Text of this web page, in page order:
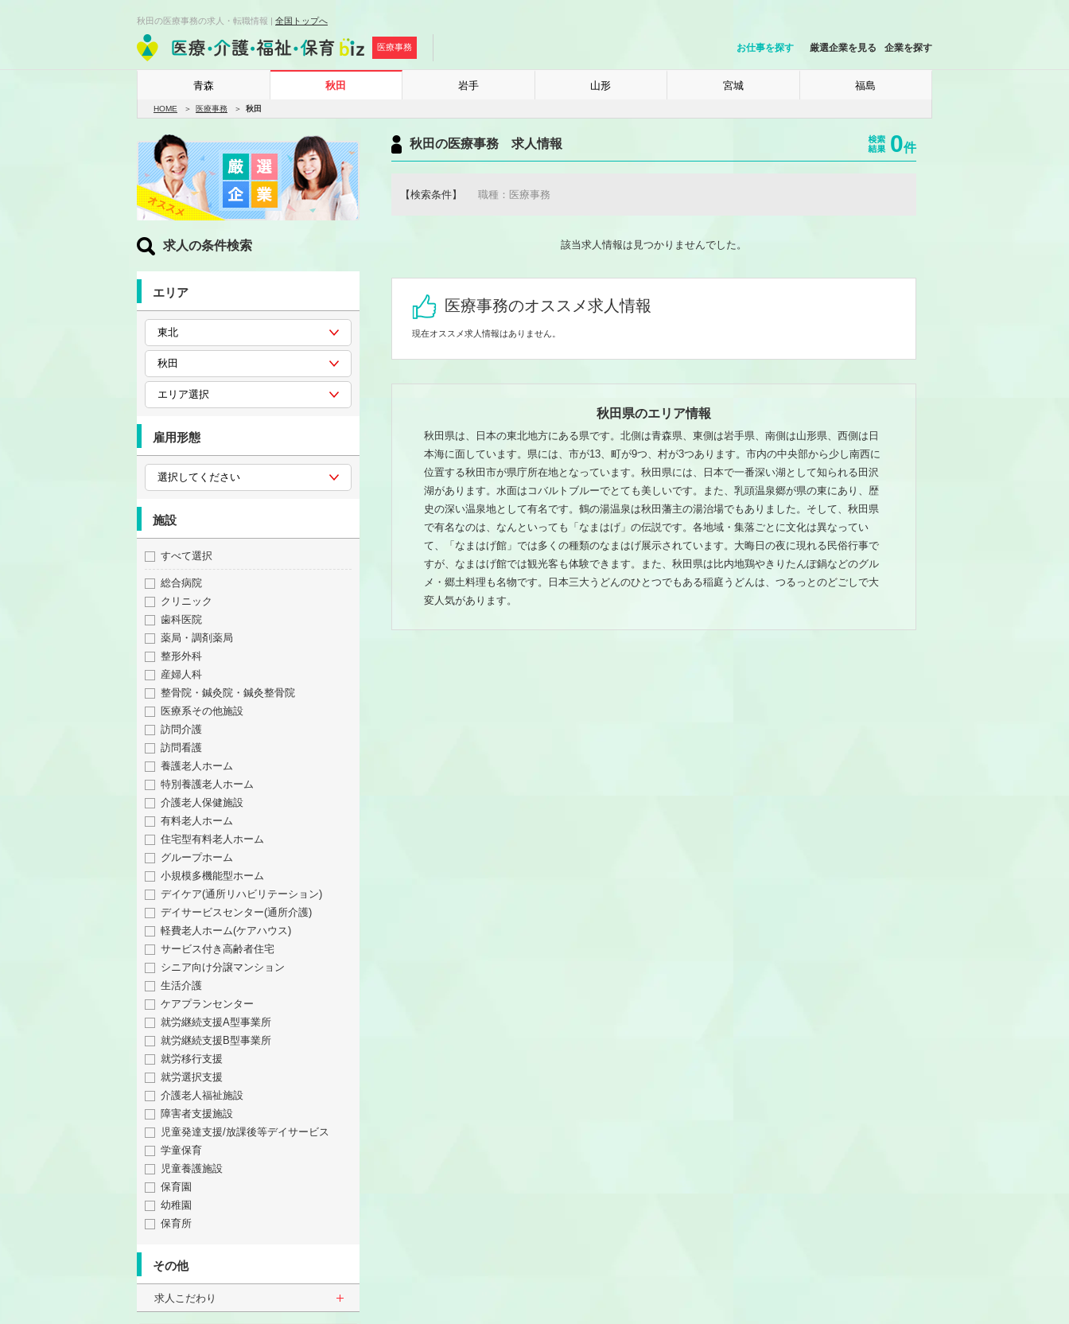
秋田の医療事務の求人・転職情報 | 全国トップへ
医療事務 お仕事を探す 厳選企業を見る 企業を探す
青森 秋田 岩手 山形 宮城 福島
HOME 医療事務 秋田
求人の条件検索
エリア
雇用形態
施設
すべて選択
総合病院
クリニック
歯科医院
薬局・調剤薬局
整形外科
産婦人科
整骨院・鍼灸院・鍼灸整骨院
医療系その他施設
訪問介護
訪問看護
養護老人ホーム
特別養護老人ホーム
介護老人保健施設
有料老人ホーム
住宅型有料老人ホーム
グループホーム
小規模多機能型ホーム
デイケア(通所リハビリテーション)
デイサービスセンター(通所介護)
軽費老人ホーム(ケアハウス)
サービス付き高齢者住宅
シニア向け分譲マンション
生活介護
ケアプランセンター
就労継続支援A型事業所
就労継続支援B型事業所
就労移行支援
就労選択支援
介護老人福祉施設
障害者支援施設
児童発達支援/放課後等デイサービス
学童保育
児童養護施設
保育園
幼稚園
保育所
その他
求人こだわり
秋田の医療事務 求人情報 0件
【検索条件】 職種：医療事務
該当求人情報は見つかりませんでした。
医療事務のオススメ求人情報
現在オススメ求人情報はありません。
秋田県のエリア情報
秋田県は、日本の東北地方にある県です。北側は青森県、東側は岩手県、南側は山形県、西側は日
本海に面しています。県には、市が13、町が9つ、村が3つあります。市内の中央部から少し南西に
位置する秋田市が県庁所在地となっています。秋田県には、日本で一番深い湖として知られる田沢
湖があります。水面はコバルトブルーでとても美しいです。また、乳頭温泉郷が県の東にあり、歴
史の深い温泉地として有名です。鶴の湯温泉は秋田藩主の湯治場でもありました。そして、秋田県
で有名なのは、なんといっても「なまはげ」の伝説です。各地域・集落ごとに文化は異なってい
て、「なまはげ館」では多くの種類のなまはげ展示されています。大晦日の夜に現れる民俗行事で
すが、なまはげ館では観光客も体験できます。また、秋田県は比内地鶏やきりたんぽ鍋などのグル
メ・郷土料理も名物です。日本三大うどんのひとつでもある稲庭うどんは、つるっとのどごしで大
変人気があります。